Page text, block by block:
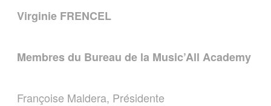
Virginie FRENCEL
Membres du Bureau de la Music’All Academy
Françoise Maldera, Présidente